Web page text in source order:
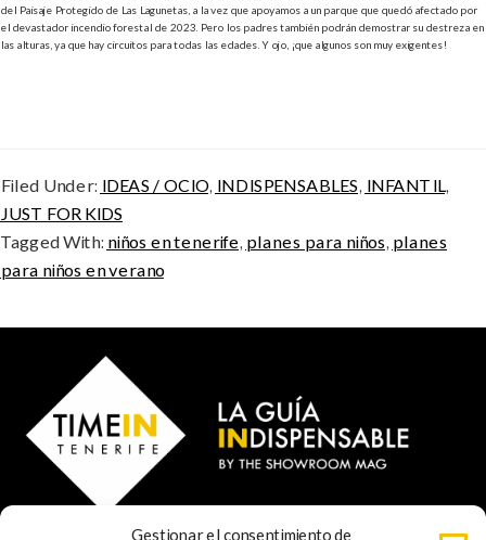
Gestionar el consentimiento de
del Paisaje Protegido de Las Lagunetas, a la vez que apoyamos a un parque que quedó afectado por
el devastador incendio forestal de 2023. Pero los padres también podrán demostrar su destreza en
las alturas, ya que hay circuitos para todas las edades. Y ojo, ¡que algunos son muy exigentes!
Filed Under: IDEAS / OCIO, INDISPENSABLES INFANTIL
JUST FOR KIDS
Tagged With: niños en tenerife planes para niños planes
para niños en verano